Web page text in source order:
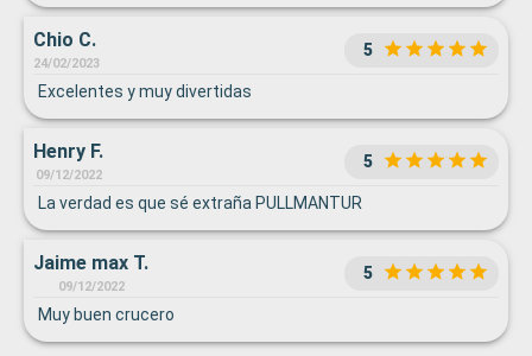
Chio C.
24/02/2023
5
Excelentes y muy divertidas
Henry F.
09/12/2022
5
La verdad es que sé extraña PULLMANTUR
Jaime max T.
09/12/2022
5
Muy buen crucero